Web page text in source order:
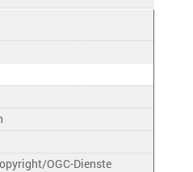
OGC-Dienste